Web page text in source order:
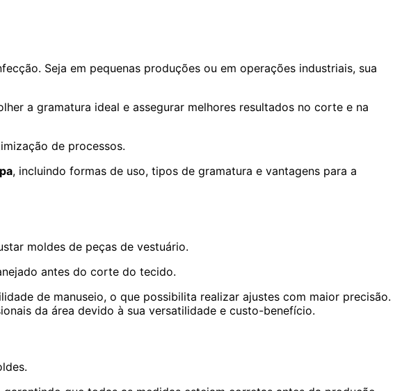
Seja em pequenas produções ou em operações industriais, sua
a gramatura ideal e assegurar melhores resultados no corte e na
de processos.
, incluindo formas de uso, tipos de gramatura e vantagens para a
moldes de peças de vestuário.
antes do corte do tecido.
de manuseio, o que possibilita realizar ajustes com maior precisão.
da área devido à sua versatilidade e custo-benefício.